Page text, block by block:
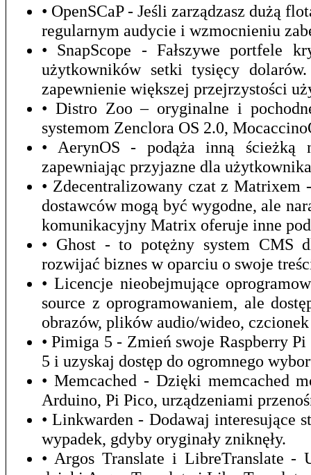
• OpenSCaP - Jeśli zarządzasz dużą
regularnym audycie i wzmocnieniu
• SnapScope - Fałszywe portfele
użytkowników setki tysięcy
zapewnienie większej przejrzystości
• Distro Zoo – oryginalne i
systemom Zenclora OS 2.0,
• AerynOS - podąża inną ścieżką
zapewniając przyjazne dla
• Zdecentralizowany czat z
dostawców mogą być wygodne, ale
komunikacyjny Matrix oferuje inne
• Ghost - to potężny system CMS
rozwijać biznes w oparciu o swoje
• Licencje nieobejmujące
source z oprogramowaniem, ale
obrazów, plików audio/wideo,
• Pimiga 5 - Zmień swoje Raspberry
5 i uzyskaj dostęp do ogromnego
• Memcached - Dzięki memcached
Arduino, Pi Pico, urządzeniami
• Linkwarden - Dodawaj interesujące
wypadek, gdyby oryginały zniknęły.
• Argos Translate i LibreTranslate -